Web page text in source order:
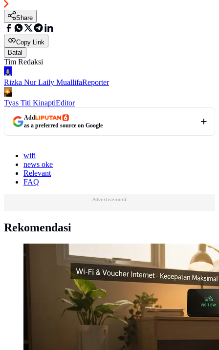
Share
Copy Link
Batal
Tim Redaksi
Rizka Nur Laily MuallifaReporter
Tyas Titi KinaptiEditor
Add
as a preferred source on Google
wifi
news oke
Relevant
FAQ
Advertisement
Rekomendasi